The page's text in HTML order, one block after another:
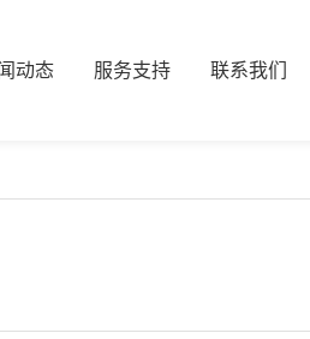
动态 服务支持 联系我们